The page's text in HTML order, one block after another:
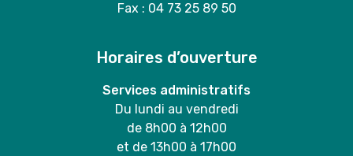
Fax : 04 73 25 89 50
Horaires d’ouverture
Services administratifs
Du lundi au vendredi
de 8h00 à 12h00
et de 13h00 à 17h00